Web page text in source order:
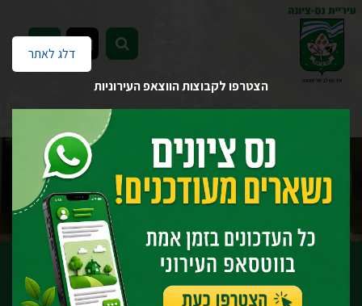
הצטרפו לקבוצות הווצאפ העירוניות
דלג לאתר EN
העירייה לשירותך מכרזים והצעות מחיר
ארכיון
מכרז מספר 05/2023 להשכרת מבנה ברחוב נורדאו 27 בעיר נס ציונה